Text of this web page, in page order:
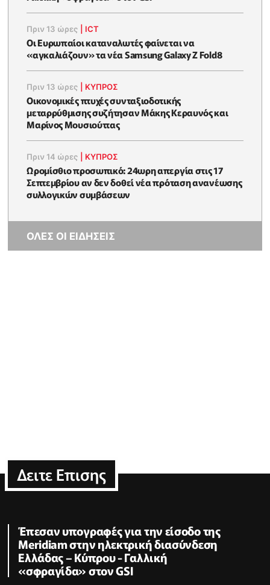
Πριν 13 ώρες ICT
Οι Ευρωπαίοι καταναλωτές φαίνεται να
«αγκαλιάζουν» τα νέα Samsung Galaxy Z Fold8
Πριν 13 ώρες ΚΥΠΡΟΣ
Οικονομικές πτυχές συνταξιοδοτικής
μεταρρύθμισης συζήτησαν Μάκης Κεραυνός και
Μαρίνος Μουσιούττας
Πριν 14 ώρες ΚΥΠΡΟΣ
Ωρομίσθιο προσωπικό: 24ωρη απεργία στις 17
Σεπτεμβρίου αν δεν δοθεί νέα πρόταση ανανέωσης
συλλογικών συμβάσεων
ΟΛΕΣ ΟΙ ΕΙΔΗΣΕΙΣ
Δειτε Επισης
Έπεσαν υπογραφές για την είσοδο της
Meridiam στην ηλεκτρική διασύνδεση
Ελλάδας – Κύπρου - Γαλλική
«σφραγίδα» στον GSI